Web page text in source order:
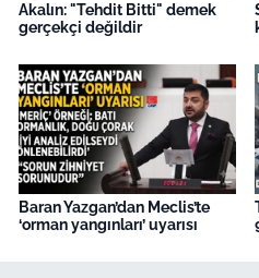
Akalın: "Tehdit Bitti" demek
gerçekçi değildir
Baran Yazgan’dan Meclis’te
‘orman yangınları’ uyarısı